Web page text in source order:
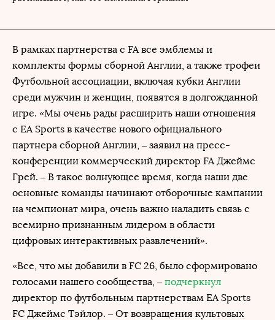
В рамках партнерства с FA все эмблемы и
комплекты формы сборной Англии, а также трофеи
Футбольной ассоциации, включая кубки Англии
среди мужчин и женщин, появятся в долгожданной
игре. «Мы очень рады расширить наши отношения
с EA Sports в качестве нового официального
партнера сборной Англии, – заявил на пресс-
конференции коммерческий директор FA Джеймс
Грей. – В такое волнующее время, когда наши две
основные команды начинают отборочные кампании
на чемпионат мира, очень важно наладить связь с
всемирно признанным лидером в области
цифровых интерактивных развлечений».
«Все, что мы добавили в FC 26, было сформировано
голосами нашего сообщества, – подчеркнул
директор по футбольным партнерствам EA Sports
FC Джеймс Тэйлор. – От возвращения культовых